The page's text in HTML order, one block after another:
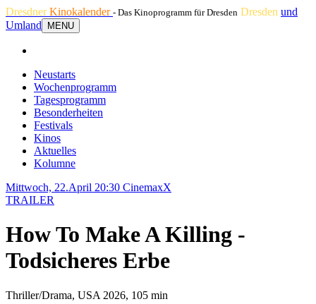
DresdnerKinokalender - Das Kinoprogramm für Dresden Dresden und
Umland
MENU
Neustarts
Wochenprogramm
Tagesprogramm
Besonderheiten
Festivals
Kinos
Aktuelles
Kolumne
Mittwoch, 22.April 20:30 CinemaxX
TRAILER
How To Make A Killing -
Todsicheres Erbe
Thriller/Drama, USA 2026, 105 min